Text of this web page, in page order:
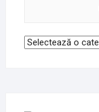
Categorii